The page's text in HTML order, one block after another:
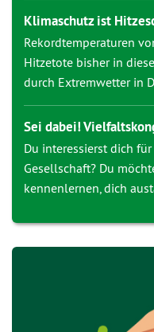
Klimaschutz ist
Rekordtemperaturen
Hitzetote bisher in
durch Extremwetter in
Sei dabei!
Du interessierst dich
Gesellschaft? Du
kennenlernen, dich